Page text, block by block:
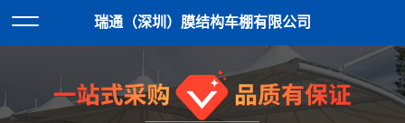
瑞通（深圳）膜结构车棚有限公司